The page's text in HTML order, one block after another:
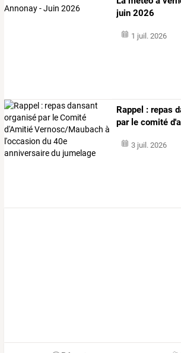
juin 2026
1 juil. 2026
Rappel : repas
parle comité
3 juil. 2026